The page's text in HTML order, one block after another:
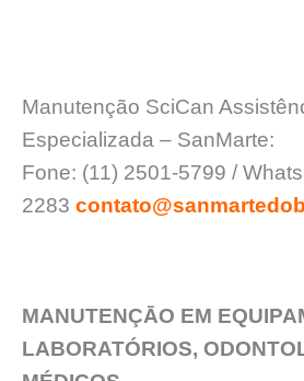
Manutenção SciCan
Especializada – SanMarte:
Fone: (11) 2501-5799 /
2283
MANUTENÇĀO EM
LABORATÓRIOS,